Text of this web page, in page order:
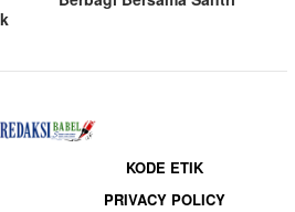
KODE ETIK
PRIVACY POLICY